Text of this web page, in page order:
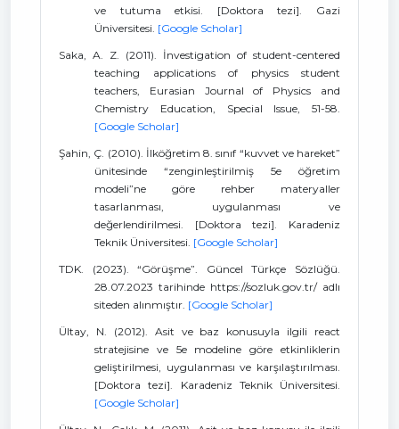
ve tutuma etkisi. [Doktora tezi]. Gazi
Üniversitesi. [Google Scholar]
Saka, A. Z. (2011). İnvestigation of student-centered
teaching applications of physics student
teachers, Eurasian Journal of Physics and
Chemistry Education, Special Issue, 51-58.
[Google Scholar]
Şahin, Ç. (2010). İlköğretim 8. sınıf “kuvvet ve hareket”
ünitesinde “zenginleştirilmiş 5e öğretim
modeli”ne göre rehber materyaller
tasarlanması, uygulanması ve
değerlendirilmesi. [Doktora tezi]. Karadeniz
Teknik Üniversitesi. [Google Scholar]
TDK. (2023). “Görüşme”. Güncel Türkçe Sözlüğü.
28.07.2023 tarihinde https://sozluk.gov.tr/ adlı
siteden alınmıştır. [Google Scholar]
Ültay, N. (2012). Asit ve baz konusuyla ilgili react
stratejisine ve 5e modeline göre etkinliklerin
geliştirilmesi, uygulanması ve karşılaştırılması.
[Doktora tezi]. Karadeniz Teknik Üniversitesi.
[Google Scholar]